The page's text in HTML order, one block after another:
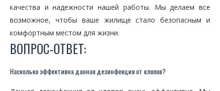
качества и надежности нашей работы. Мы делаем все
возможное, чтобы ваше жилище стало безопасным и
комфортным местом для жизни.
ВОПРОС-ОТВЕТ:
Насколько эффективна данная дезинфекция от клопов?